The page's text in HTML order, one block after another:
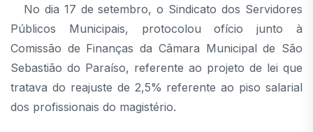
No dia 17 de setembro, o Sindicato dos Servidores
Públicos Municipais, protocolou ofício junto à
Comissão de Finanças da Câmara Municipal de São
Sebastião do Paraíso, referente ao projeto de lei que
tratava do reajuste de 2,5% referente ao piso salarial
dos profissionais do magistério.